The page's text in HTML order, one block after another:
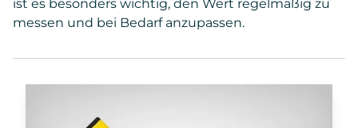
ist es besonders wichtig, den Wert regelmäßig zu
messen und bei Bedarf anzupassen.